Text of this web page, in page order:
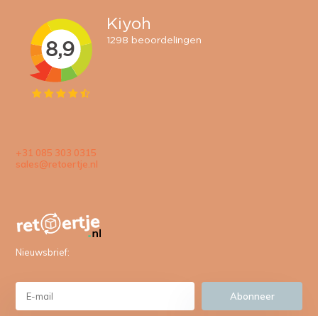
+31 085 303 0315
sales@retoertje.nl
Nieuwsbrief:
Abonneer